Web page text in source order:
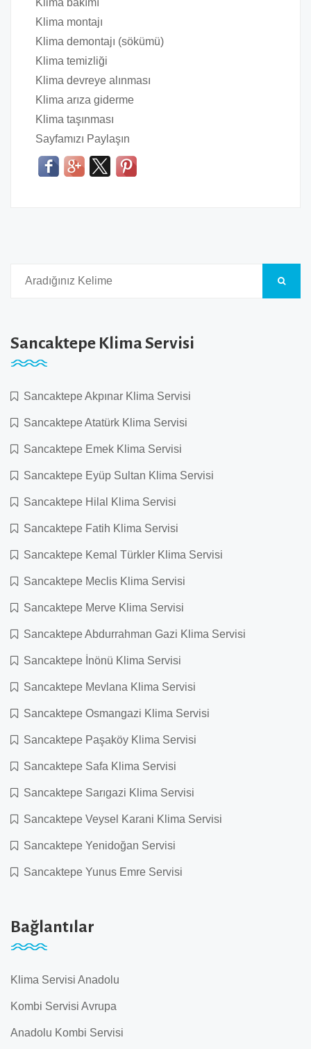
Klima bakımı
Klima montajı
Klima demontajı (sökümü)
Klima temizliği
Klima devreye alınması
Klima arıza giderme
Klima taşınması
Sayfamızı Paylaşın
Sancaktepe Klima Servisi
Sancaktepe Akpınar Klima Servisi
Sancaktepe Atatürk Klima Servisi
Sancaktepe Emek Klima Servisi
Sancaktepe Eyüp Sultan Klima Servisi
Sancaktepe Hilal Klima Servisi
Sancaktepe Fatih Klima Servisi
Sancaktepe Kemal Türkler Klima Servisi
Sancaktepe Meclis Klima Servisi
Sancaktepe Merve Klima Servisi
Sancaktepe Abdurrahman Gazi Klima Servisi
Sancaktepe İnönü Klima Servisi
Sancaktepe Mevlana Klima Servisi
Sancaktepe Osmangazi Klima Servisi
Sancaktepe Paşaköy Klima Servisi
Sancaktepe Safa Klima Servisi
Sancaktepe Sarıgazi Klima Servisi
Sancaktepe Veysel Karani Klima Servisi
Sancaktepe Yenidoğan Servisi
Sancaktepe Yunus Emre Servisi
Bağlantılar
Klima Servisi Anadolu
Kombi Servisi Avrupa
Anadolu Kombi Servisi